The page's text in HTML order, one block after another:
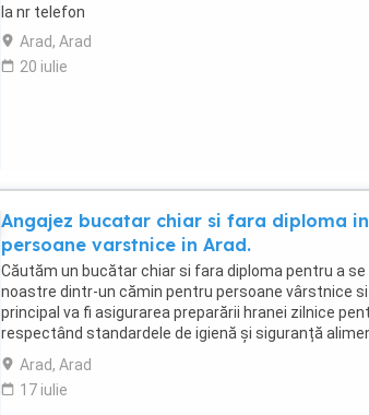
la nr telefon
Arad, Arad
20 iulie
Angajez bucatar chiar si fara diploma
persoane varstnice in Arad.
Căutăm un bucătar chiar si fara diploma pentru a
noastre dintr-un cămin pentru persoane vârstnice
principal va fi asigurarea preparării hranei zilnice
respectând standardele de igienă și siguranță
cerințele nutriționale ...
Arad, Arad
17 iulie